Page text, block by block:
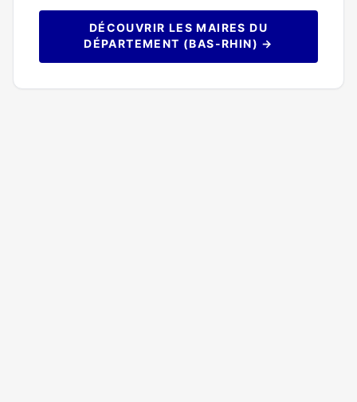
DÉCOUVRIR LES MAIRES DU
DÉPARTEMENT (BAS-RHIN) →